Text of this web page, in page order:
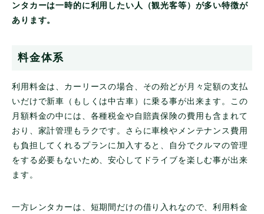
ンタカーは一時的に利用したい人（観光客等）が多い特徴が
あります。
料金体系
利用料金は、カーリースの場合、その殆どが月々定額の支払
いだけで新車（もしくは中古車）に乗る事が出来ます。この
月額料金の中には、各種税金や自賠責保険の費用も含まれて
おり、家計管理もラクです。さらに車検やメンテナンス費用
も負担してくれるプランに加入すると、自分でクルマの管理
をする必要もないため、安心してドライブを楽しむ事が出来
ます。
一方レンタカーは、短期間だけの借り入れなので、利用料金